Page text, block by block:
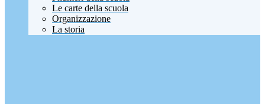
Le carte della scuola
Organizzazione
La storia